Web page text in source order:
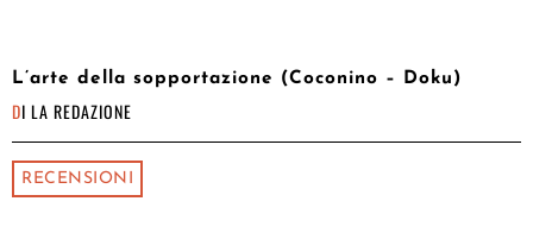
L’arte della sopportazione (Coconino – Doku)
DI LA REDAZIONE
RECENSIONI